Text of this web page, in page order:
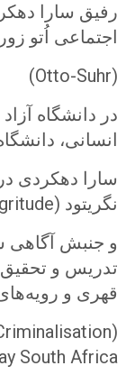
رفیق سارا
اجتماعی اُتو زور
(‏Otto-Suhr‏)
انسانی،
سارا دهکردی
نگریتود (‏Négritude‏)
و جنبش آگاهی
تدریس و تحقیق
قهری و
South Africa‏)